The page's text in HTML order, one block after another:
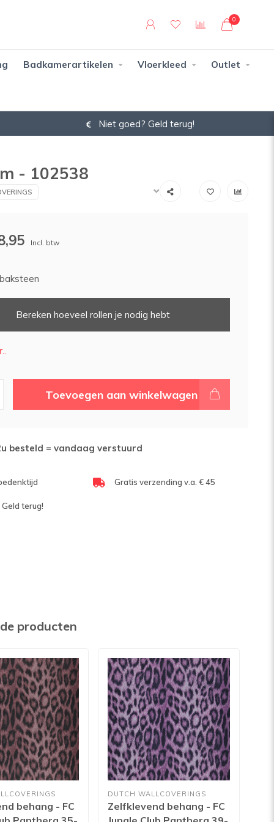
0
Badkamerartikelen Vloerkleed Outlet
Niet goed? Geld terug!
- 102538
Incl. btw
Bereken hoeveel rollen je nodig hebt
Toevoegen aan winkelwagen
besteld = vandaag verstuurd
Gratis verzending v.a. € 45
terug!
producten
behang - FC
DUTCH WALLCOVERINGS
Zelfklevend behang - FC